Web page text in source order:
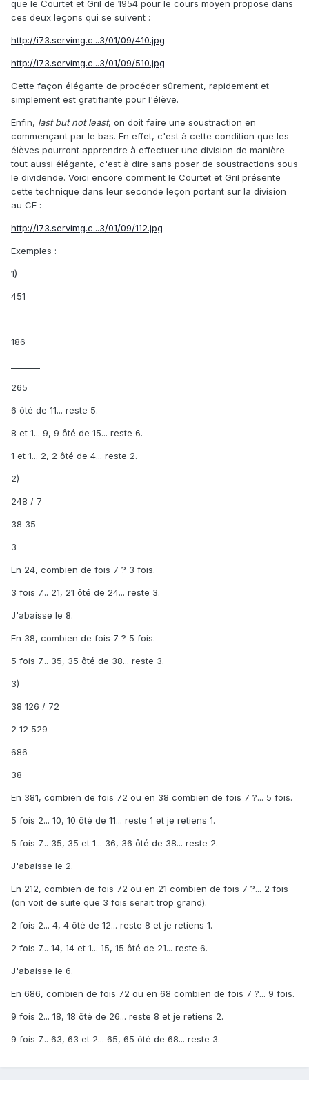
que le Courtet et Gril de 1954 pour le cours moyen propose dans
ces deux leçons qui se suivent :
http://i73.servimg.c...3/01/09/410.jpg
http://i73.servimg.c...3/01/09/510.jpg
Cette façon élégante de procéder sûrement, rapidement et
simplement est gratifiante pour l'élève.
Enfin, last but not least, on doit faire une soustraction en
commençant par le bas. En effet, c'est à cette condition que les
élèves pourront apprendre à effectuer une division de manière
tout aussi élégante, c'est à dire sans poser de soustractions sous
le dividende. Voici encore comment le Courtet et Gril présente
cette technique dans leur seconde leçon portant sur la division
au CE :
http://i73.servimg.c...3/01/09/112.jpg
Exemples :
1)
451
-
186
265
6 ôté de 11... reste 5.
8 et 1... 9, 9 ôté de 15... reste 6.
1 et 1... 2, 2 ôté de 4... reste 2.
2)
248 / 7
38 35
3
En 24, combien de fois 7 ? 3 fois.
3 fois 7... 21, 21 ôté de 24... reste 3.
J'abaisse le 8.
En 38, combien de fois 7 ? 5 fois.
5 fois 7... 35, 35 ôté de 38... reste 3.
3)
38 126 / 72
2 12 529
686
38
En 381, combien de fois 72 ou en 38 combien de fois 7 ?... 5 fois.
5 fois 2... 10, 10 ôté de 11... reste 1 et je retiens 1.
5 fois 7... 35, 35 et 1... 36, 36 ôté de 38... reste 2.
J'abaisse le 2.
En 212, combien de fois 72 ou en 21 combien de fois 7 ?... 2 fois
(on voit de suite que 3 fois serait trop grand).
2 fois 2... 4, 4 ôté de 12... reste 8 et je retiens 1.
2 fois 7... 14, 14 et 1... 15, 15 ôté de 21... reste 6.
J'abaisse le 6.
En 686, combien de fois 72 ou en 68 combien de fois 7 ?... 9 fois.
9 fois 2... 18, 18 ôté de 26... reste 8 et je retiens 2.
9 fois 7... 63, 63 et 2... 65, 65 ôté de 68... reste 3.